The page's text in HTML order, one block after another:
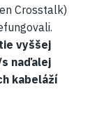
Crosstalk)
vyššej
naďalej
kabeláží